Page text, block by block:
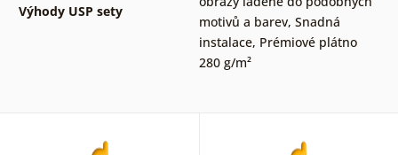
Výhody USP sety
motivů a barev, Snadná
instalace, Prémiové plátno
280 g/m²